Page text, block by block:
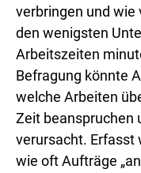
verbringen und wie
den wenigsten
Arbeitszeiten
Befragung könnte
welche Arbeiten
Zeit beanspruchen
verursacht. Erfasst
wie oft Aufträge